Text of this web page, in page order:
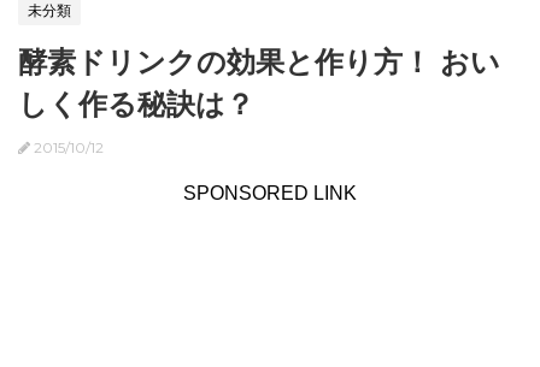
未分類
酵素ドリンクの効果と作り方！ おい
しく作る秘訣は？
2015/10/12
SPONSORED LINK